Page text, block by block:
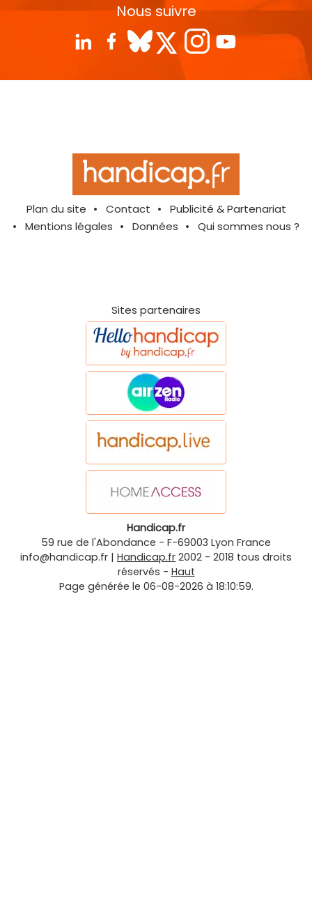
Nous suivre
Plan du site Contact
Publicité & Partenariat
Mentions légales
Données Qui sommes nous ?
Sites partenaires
Handicap.fr
59 rue de l'Abondance - F-69003 Lyon France
info@handicap.fr | Handicap.fr 2002 - 2018 tous droits
réservés - Haut
Page générée le 06-08-2026 à 18:10:59.